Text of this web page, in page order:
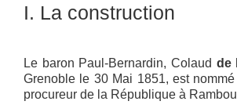
I. La construction
Le baron Paul-Bernardin, Colaud de
Grenoble le 30 Mai 1851, est
procureur de la République à